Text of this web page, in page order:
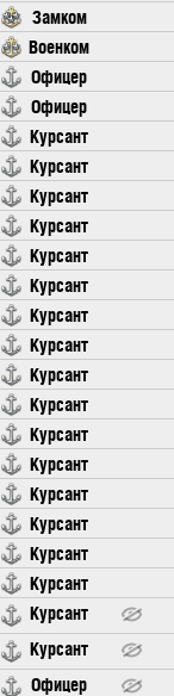
Замком
Военком
Офицер
Офицер
Курсант
Курсант
Курсант
Курсант
Курсант
Курсант
Курсант
Курсант
Курсант
Курсант
Курсант
Курсант
Курсант
Курсант
Курсант
Курсант
Курсант
Курсант
Офицер